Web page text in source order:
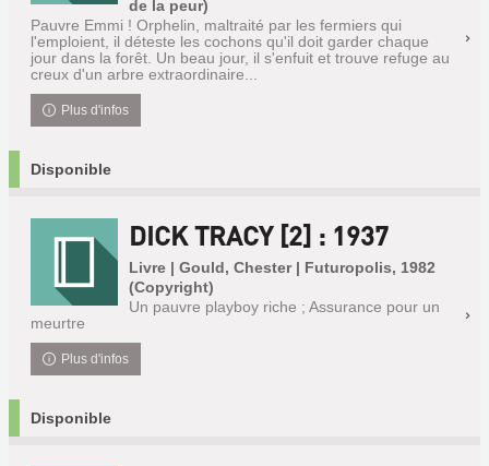
de la peur)
Pauvre Emmi ! Orphelin, maltraité par les fermiers qui
l'emploient, il déteste les cochons qu'il doit garder chaque
jour dans la forêt. Un beau jour, il s'enfuit et trouve refuge au
creux d'un arbre extraordinaire...
Plus d'infos
Disponible
DICK TRACY [2] : 1937
Livre | Gould, Chester | Futuropolis, 1982
(Copyright)
Un pauvre playboy riche ; Assurance pour un
meurtre
Plus d'infos
Disponible